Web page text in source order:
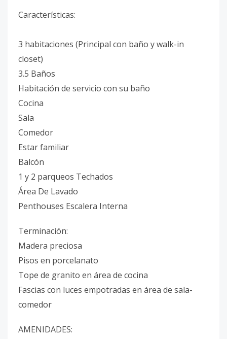
Características:
3 habitaciones (Principal con baño y walk-in
closet)
3.5 Baños
Habitación de servicio con su baño
Cocina
Sala
Comedor
Estar familiar
Balcón
1 y 2 parqueos Techados
Área De Lavado
Penthouses Escalera Interna
Terminación:
Madera preciosa
Pisos en porcelanato
Tope de granito en área de cocina
Fascias con luces empotradas en área de sala-
comedor
AMENIDADES: